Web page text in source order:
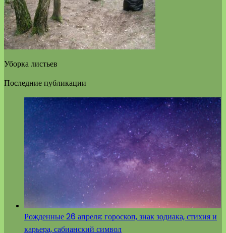
Уборка листьев
Последние публикации
Рожденные 26 апреля: гороскоп, знак зодиака, стихия и
карьера, сабианский символ